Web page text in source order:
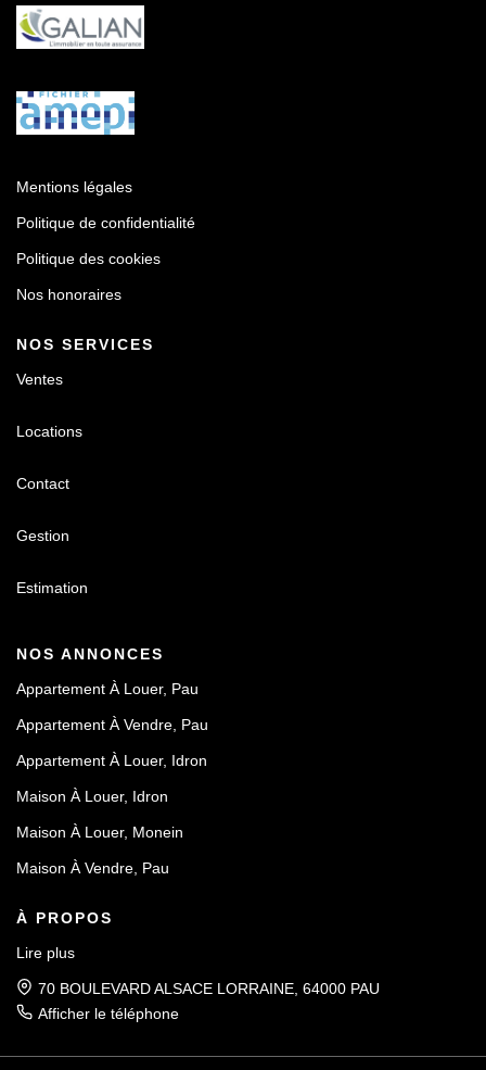
Mentions légales
Politique de confidentialité
Politique des cookies
Nos honoraires
NOS SERVICES
Ventes
Locations
Contact
Gestion
Estimation
NOS ANNONCES
Appartement À Louer, Pau
Appartement À Vendre, Pau
Appartement À Louer, Idron
Maison À Louer, Idron
Maison À Louer, Monein
Maison À Vendre, Pau
À PROPOS
Lire plus
70 BOULEVARD ALSACE LORRAINE, 64000 PAU
Afficher le téléphone